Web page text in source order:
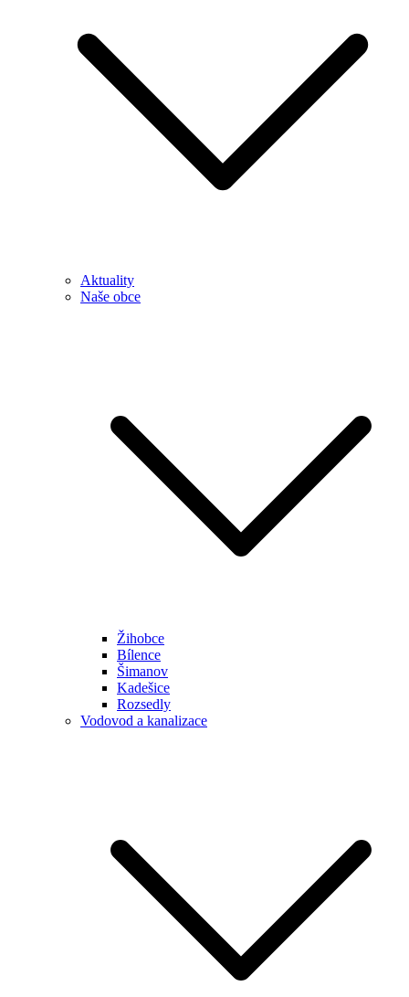
Aktuality
Naše obce
Žihobce
Bílence
Šimanov
Kadešice
Rozsedly
Vodovod a kanalizace